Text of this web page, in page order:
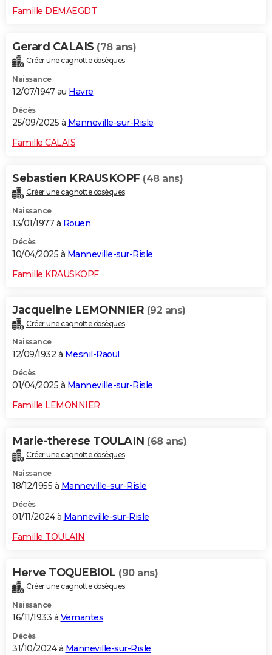
Famille DEMAEGDT
Gerard CALAIS (78 ans)
Créer une cagnotte obsèques
Naissance
12/07/1947 au Havre
Décès
25/09/2025 à Manneville-sur-Risle
Famille CALAIS
Sebastien KRAUSKOPF (48 ans)
Créer une cagnotte obsèques
Naissance
13/01/1977 à Rouen
Décès
10/04/2025 à Manneville-sur-Risle
Famille KRAUSKOPF
Jacqueline LEMONNIER (92 ans)
Créer une cagnotte obsèques
Naissance
12/09/1932 à Mesnil-Raoul
Décès
01/04/2025 à Manneville-sur-Risle
Famille LEMONNIER
Marie-therese TOULAIN (68 ans)
Créer une cagnotte obsèques
Naissance
18/12/1955 à Manneville-sur-Risle
Décès
01/11/2024 à Manneville-sur-Risle
Famille TOULAIN
Herve TOQUEBIOL (90 ans)
Créer une cagnotte obsèques
Naissance
16/11/1933 à Vernantes
Décès
31/10/2024 à Manneville-sur-Risle